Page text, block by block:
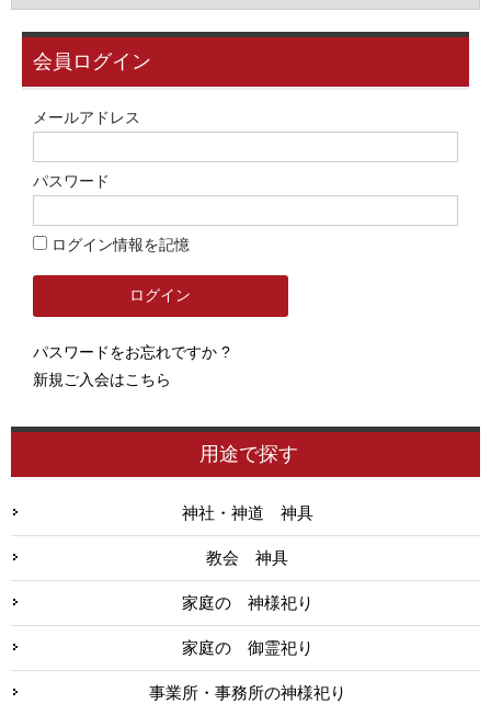
会員ログイン
メールアドレス
パスワード
ログイン情報を記憶
パスワードをお忘れですか ?
新規ご入会はこちら
用途で探す
神社・神道 神具
教会 神具
家庭の 神様祀り
家庭の 御霊祀り
事業所・事務所の神様祀り